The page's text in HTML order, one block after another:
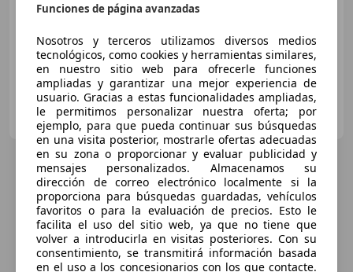
01/2019 113.636 km
Electro/Gasolina
FLEXICAR BCN.
ES-08205 Sabadell
Funciones de página avanzadas
Nosotros y terceros utilizamos diversos medios
tecnológicos, como cookies y herramientas similares,
en nuestro sitio web para ofrecerle funciones
ampliadas y garantizar una mejor experiencia de
usuario. Gracias a estas funcionalidades ampliadas,
le permitimos personalizar nuestra oferta; por
ejemplo, para que pueda continuar sus búsquedas
en una visita posterior, mostrarle ofertas adecuadas
en su zona o proporcionar y evaluar publicidad y
mensajes personalizados. Almacenamos su
dirección de correo electrónico localmente si la
proporciona para búsquedas guardadas, vehículos
favoritos o para la evaluación de precios. Esto le
facilita el uso del sitio web, ya que no tiene que
volver a introducirla en visitas posteriores. Con su
consentimiento, se transmitirá información basada
en el uso a los concesionarios con los que contacte.